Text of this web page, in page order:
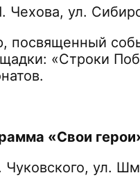
Чехова, ул.
посвященный
«Строки
«Свои
ул.